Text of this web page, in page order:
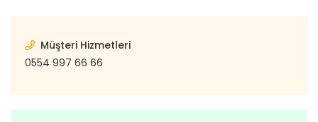
Müşteri Hizmetleri
0554 997 66 66